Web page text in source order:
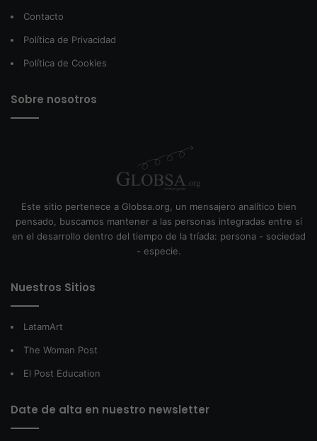
Contacto
Política de Privacidad
Política de Cookies
Sobre nosotros
Este sitio pertenece a Globsa.org, un mensajero analítico bien
pensado, buscamos mantener a las personas integradas entre sí
en el desarrollo dentro del tiempo de la tríada: persona - sociedad
- especie.
Nuestros Sitios
LatamArt
The Woman Post
El Post Education
Date de alta en nuestro newsletter